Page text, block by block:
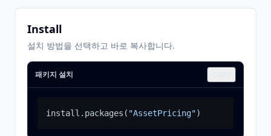
Install
설치 방법을 선택하고 바로 복사합니다.
패키지 설치
install.packages ( "AssetPricing")